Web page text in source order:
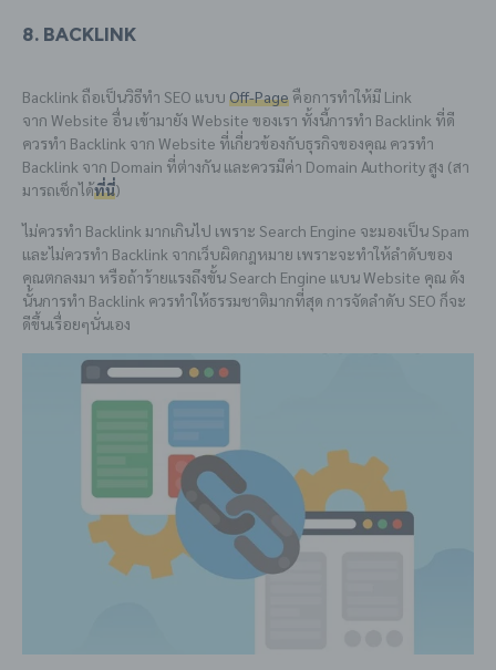
8. Backlink
Backlink ถือเป็นวิธีทำ SEO แบบ Off-Pageคือการทำให้มี Link
จาก Website อื่น เข้ามายัง Website ของเรา ทั้งนี้การทำ Backlink ที่ดี
ควรทำ Backlink จาก Website ที่เกี่ยวข้องกับธุรกิจของคุณ ควรทำ
Backlink จาก Domain ที่ต่างกัน และควรมีค่า Domain Authority สูง (สา
มารถเช็กได้ที่นี่)
ไม่ควรทำ Backlink มากเกินไป เพราะ Search Engine จะมองเป็น Spam
และไม่ควรทำ Backlink จากเว็บผิดกฎหมาย เพราะจะทำให้ลำดับของ
คุณตกลงมา หรือถ้าร้ายแรงถึงขั้น Search Engine แบน Website คุณ ดัง
นั้นการทำ Backlink ควรทำให้ธรรมชาติมากที่สุด การจัดลำดับ SEO ก็จะ
ดีขึ้นเรื่อยๆนั่นเอง